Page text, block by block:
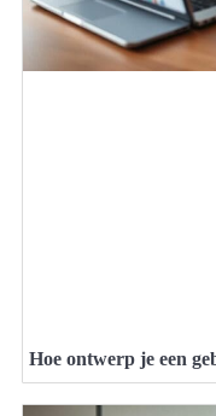
Hoe ontwerp je een